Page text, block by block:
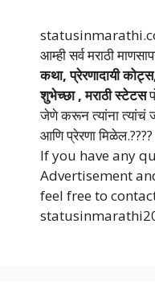
आम्ही सर्व मराठी
कथा, प्रेरणादायी
शुभेच्छा , मराठी स्टेटस
जेणे करून त्यांना त्यांचं
आणि प्रेरणा मिळेल.????
If you have any
Advertisement
feel free to